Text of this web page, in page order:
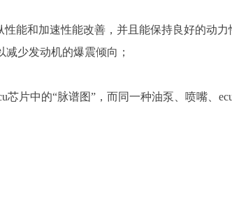
性能和加速性能改善，并且能保持良好的动力
少发动机的爆震倾向；
芯片中的“脉谱图”，而同一种油泵、喷嘴、